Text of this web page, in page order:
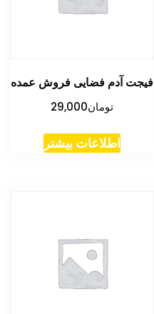
فیجت آدم فضایی فروش عمده
تومان29,000
اطلاعات بیشتر